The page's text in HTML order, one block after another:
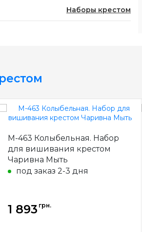
Наборы крестом
М-463 Колыбельная. Набор
для вишивания крестом
Чаривна Мыть
под заказ 2-3 дня
1 893 грн.